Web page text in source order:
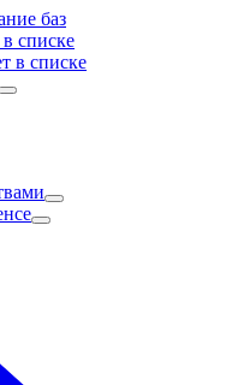
баз
списке
в списке